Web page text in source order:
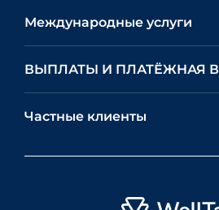
Международные услуги
ВЫПЛАТЫ И ПЛАТЁЖНАЯ
Частные клиенты